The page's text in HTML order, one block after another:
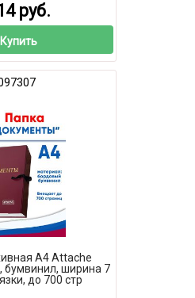
руб.
Купить
А4 Attache
бумвинил, ширина 7
до 700 стр